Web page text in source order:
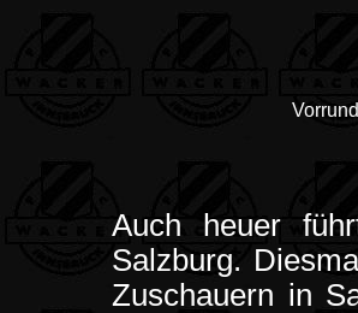
Auch heuer
Salzburg.
Zuschauern in